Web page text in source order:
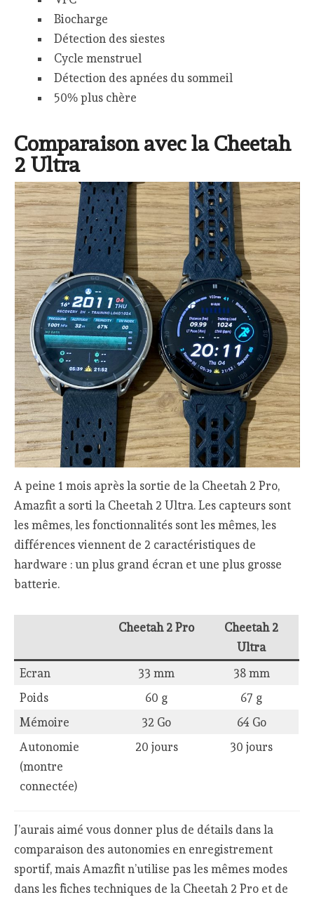
Biocharge
Détection des siestes
Cycle menstruel
Détection des apnées du sommeil
50% plus chère
Comparaison avec la Cheetah
2 Ultra
A peine 1 mois après la sortie de la Cheetah 2 Pro,
Amazfit a sorti la Cheetah 2 Ultra. Les capteurs sont
les mêmes, les fonctionnalités sont les mêmes, les
différences viennent de 2 caractéristiques de
hardware : un plus grand écran et une plus grosse
batterie.
Cheetah 2 Pro
Cheetah 2
Ultra
Ecran
33 mm
38 mm
Poids
60 g
67 g
Mémoire
32 Go
64 Go
Autonomie
(montre
connectée)
20 jours 30 jours
J’aurais aimé vous donner plus de détails dans la
comparaison des autonomies en enregistrement
sportif, mais Amazfit n’utilise pas les mêmes modes
dans les fiches techniques de la Cheetah 2 Pro et de